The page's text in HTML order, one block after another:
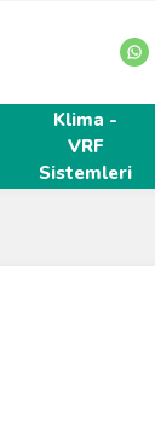
Klima -
VRF
Sistemleri